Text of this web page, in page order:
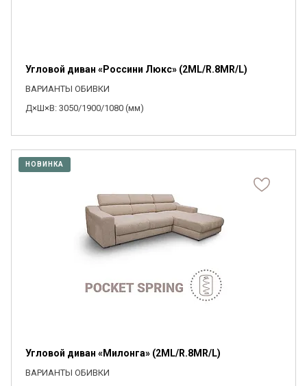
Угловой диван «Россини Люкс» (2ML/R.8MR/L)
ВАРИАНТЫ ОБИВКИ
Д×Ш×В: 3050/1900/1080 (мм)
НОВИНКА
Угловой диван «Милонга» (2ML/R.8MR/L)
ВАРИАНТЫ ОБИВКИ